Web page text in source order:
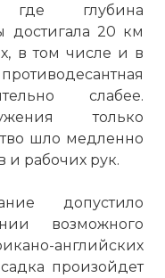
где глубина
достигала 20 км
в том числе и в
слабее.
только
шло медленно
и рабочих рук.
допустило
возможного
английских
произойдет
что вместо
Crusader.
основной
отдельной
массой в 18.8
-
двигателем
ч. Для
башни (20 мм)